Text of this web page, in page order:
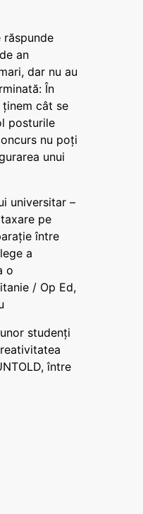
răspunde
an
dar nu au
În
cât se
posturile
nu poți
unui
universitar –
pe
între
a
o
/ Op Ed,
studenți
între